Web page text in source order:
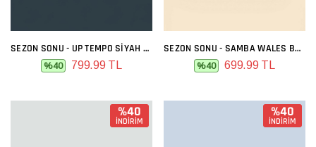
SEZON SONU - UP TEMPO SIYAH COLOR
%40 799.99 TL
SEZON SONU - SAMBA WALES BONNER LEOPAR
%40 699.99 TL
%40
İNDİRİM
%40
İNDİRİM